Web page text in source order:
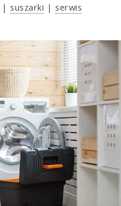
| suszarki | serwis